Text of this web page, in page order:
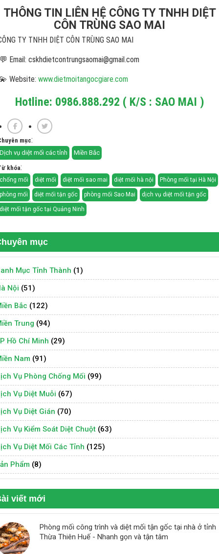
mục
Mục Tỉnh Thành (1)
Nội (51)
Bắc (122)
Trung (94)
Hồ Chí Minh (29)
Nam (91)
Vụ Phòng Chống Mối (99)
Vụ Diệt Muỗi (67)
Vụ Diệt Gián (70)
Vụ Kiểm Soát Diệt Chuột (63)
Vụ Diệt Mối Các Tỉnh (125)
Phẩm (8)
viết mới
Phòng mối công trình và diệt mối tận gốc tại nhà ở tỉnh
Thừa Thiên Huế - Nhanh gọn và tận tâm
THÔNG TIN LIÊN HỆ CÔNG TY TNHH DIỆT
CÔN TRÙNG SAO MAI
TY TNHH DIỆT CÔN TRÙNG SAO MAI
Email: cskhdietcontrungsaomai@gmail.com
Website: www.dietmoitangocgiare.com
Hotline: 0986.888.292 ( K/S : SAO MAI )
mục:
Dịch vụ diệt mối các tỉnh Miền Bắc
khóa:
chống mối diệt mối diệt mối sao mai diệt mối hà nội Phòng mối tại Hà Nội
phòng mối diệt mối tận gốc phòng mối Sao Mai dịch vụ diệt mối tận gốc
diệt mối tận gốc tại Quảng Ninh